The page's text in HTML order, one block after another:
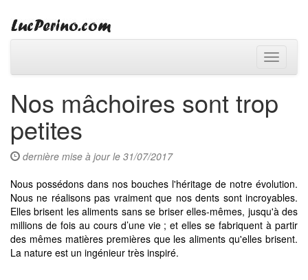
Toggle
Nos mâchoires sont trop
petites
dernière mise à jour le 31/07/2017
Nous possédons dans nos bouches l'héritage de notre évolution.
Nous ne réalisons pas vraiment que nos dents sont incroyables.
Elles brisent les aliments sans se briser elles-mêmes, jusqu'à des
millions de fois au cours d’une vie ; et elles se fabriquent à partir
des mêmes matières premières que les aliments qu'elles brisent.
La nature est un ingénieur très inspiré.